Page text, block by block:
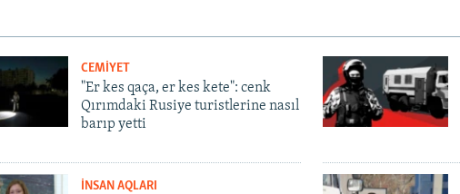
CEMİYET
"Er kes qaça, er kes kete": cenk
Qırımdaki Rusiye turistlerine nasıl
barıp yetti
İNSAN AQLARI